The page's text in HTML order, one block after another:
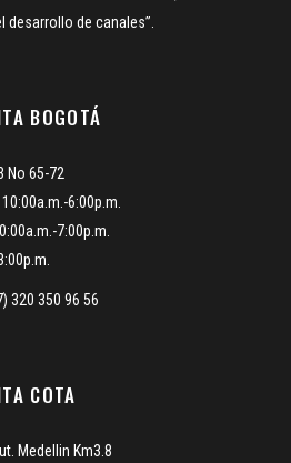
de canales”.
BOGOTÁ
No 65-72
10:00a.m.-6:00p.m.
7:00p.m.
320 350 96 56
COTA
Medellin Km3.8